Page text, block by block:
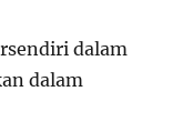
dalam
dalam